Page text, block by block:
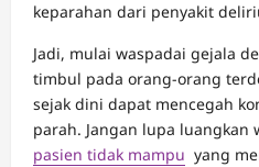
keparahan dari penyakit
Jadi, mulai waspadai gejala
timbul pada orang-orang
sejak dini dapat mencegah
parah. Jangan lupa luangkan
pasien tidak mampu yang